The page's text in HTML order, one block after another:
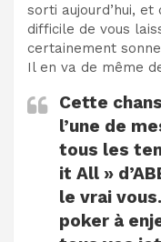
sorti aujourd’hui, et
difficile de vous
certainement
Il en va de même
Cette
l’une de
tous les
it All »
le vrai
poker à